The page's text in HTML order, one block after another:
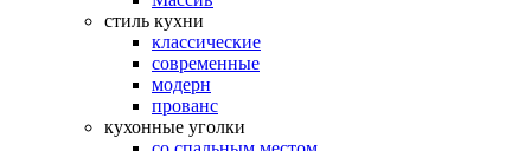
стиль кухни
классические
современные
модерн
прованс
кухонные уголки